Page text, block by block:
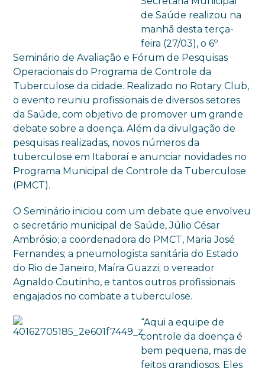
de Saúde realizou na
manhã desta terça-
feira (27/03), o 6º
Seminário de Avaliação e Fórum de Pesquisas
Operacionais do Programa de Controle da
Tuberculose da cidade. Realizado no Rotary Club,
o evento reuniu profissionais de diversos setores
da Saúde, com objetivo de promover um grande
debate sobre a doença. Além da divulgação de
pesquisas realizadas, novos números da
tuberculose em Itaboraí e anunciar novidades no
Programa Municipal de Controle da Tuberculose
(PMCT).
O Seminário iniciou com um debate que envolveu
o secretário municipal de Saúde, Júlio César
Ambrósio; a coordenadora do PMCT, Maria José
Fernandes; a pneumologista sanitária do Estado
do Rio de Janeiro, Maíra Guazzi; o vereador
Agnaldo Coutinho, e tantos outros profissionais
engajados no combate a tuberculose.
“Aqui a equipe de
controle da doença é
bem pequena, mas de
feitos grandiosos. Eles